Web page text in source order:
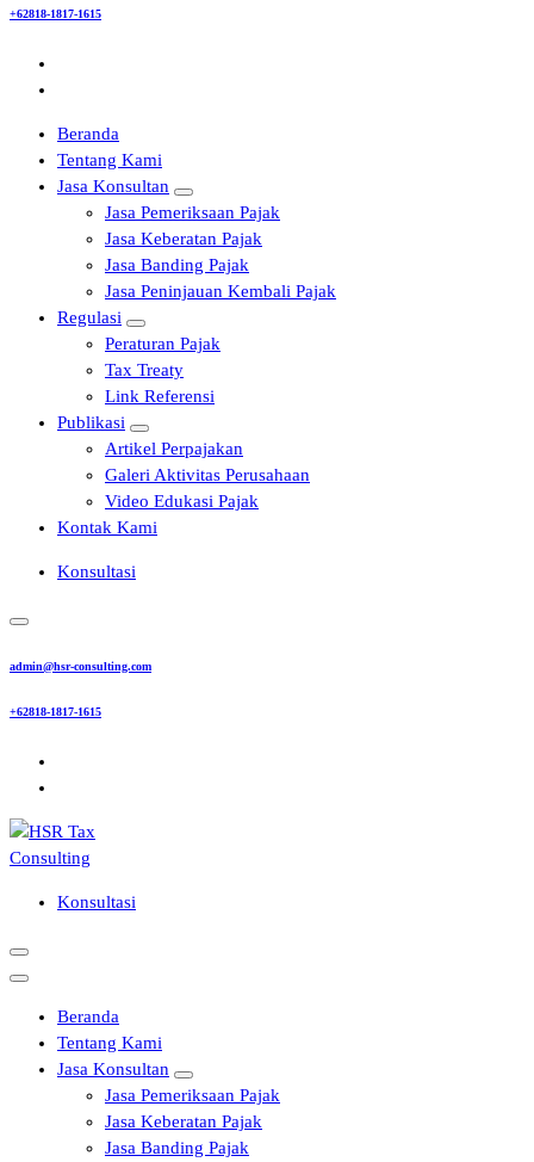
+62818-1817-1615
Beranda
Tentang Kami
Jasa Konsultan
Jasa Pemeriksaan Pajak
Jasa Keberatan Pajak
Jasa Banding Pajak
Jasa Peninjauan Kembali Pajak
Regulasi
Peraturan Pajak
Tax Treaty
Link Referensi
Publikasi
Artikel Perpajakan
Galeri Aktivitas Perusahaan
Video Edukasi Pajak
Kontak Kami
Konsultasi
admin@hsr-consulting.com
+62818-1817-1615
Konsultasi
Beranda
Tentang Kami
Jasa Konsultan
Jasa Pemeriksaan Pajak
Jasa Keberatan Pajak
Jasa Banding Pajak